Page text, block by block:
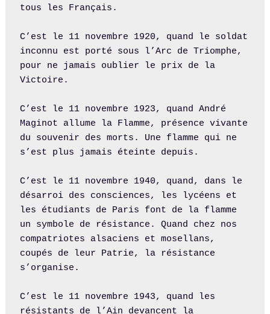
tous les Français.
C’est le 11 novembre 1920, quand le soldat
inconnu est porté sous l’Arc de Triomphe,
pour ne jamais oublier le prix de la
Victoire.
C’est le 11 novembre 1923, quand André
Maginot allume la Flamme, présence vivante
du souvenir des morts. Une flamme qui ne
s’est plus jamais éteinte depuis.
C’est le 11 novembre 1940, quand, dans le
désarroi des consciences, les lycéens et
les étudiants de Paris font de la flamme
un symbole de résistance. Quand chez nos
compatriotes alsaciens et mosellans,
coupés de leur Patrie, la résistance
s’organise.
C’est le 11 novembre 1943, quand les
résistants de l’Ain devancent la